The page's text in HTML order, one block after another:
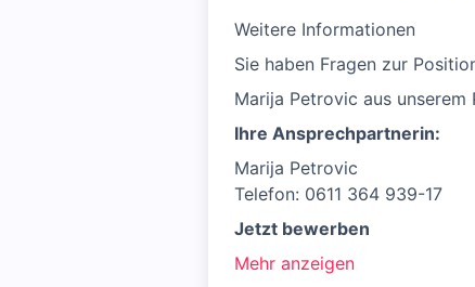
Weitere Informationen
Sie haben Fragen zur
Marija Petrovic aus
Ihre Ansprechpartnerin:
Marija Petrovic
Telefon: 0611 364 939-17
Jetzt bewerben
Mehr anzeigen